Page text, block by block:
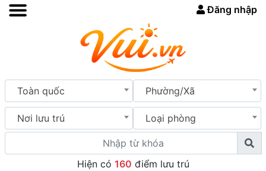
Đăng nhập
Toàn quốc Phường/Xã
Nơi lưu trú Loại phòng
Hiện có 160 điểm lưu trú